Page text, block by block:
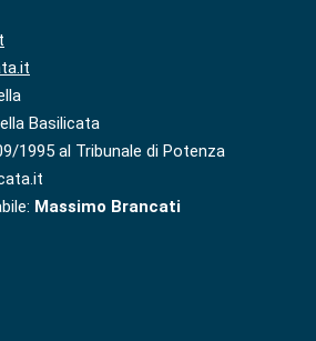
Basilicata
1995 al Tribunale di Potenza
Massimo Brancati